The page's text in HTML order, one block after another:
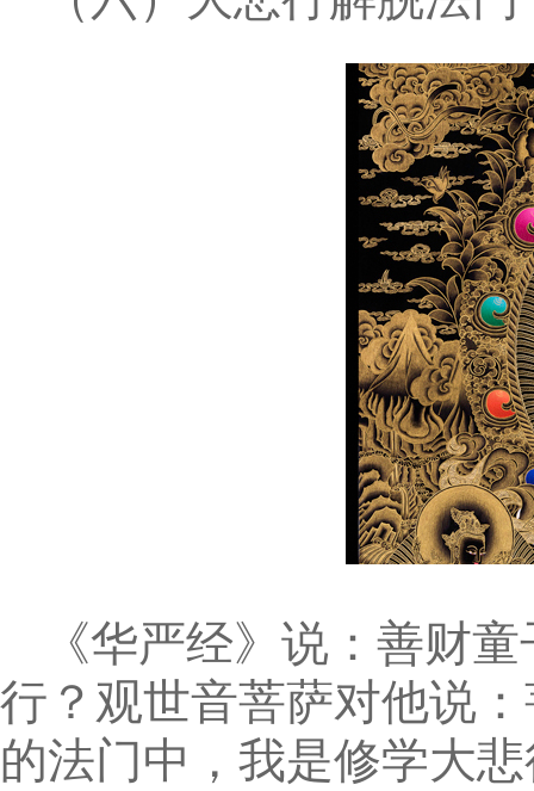
《华严经》说：善财
行？观世音菩萨对他说
的法门中，我是修学大